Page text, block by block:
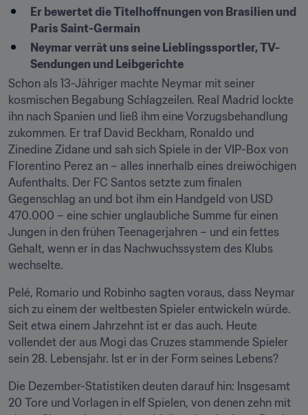
Er bewertet die Titelhoffnungen von Brasilien und
Paris Saint-Germain
Neymar verrät uns seine Lieblingssportler, TV-
Sendungen und Leibgerichte
Schon als 13-Jähriger machte Neymar mit seiner
kosmischen Begabung Schlagzeilen. Real Madrid lockte
ihn nach Spanien und ließ ihm eine Vorzugsbehandlung
zukommen. Er traf David Beckham, Ronaldo und
Zinedine Zidane und sah sich Spiele in der VIP-Box von
Florentino Perez an – alles innerhalb eines dreiwöchigen
Aufenthalts. Der FC Santos setzte zum finalen
Gegenschlag an und bot ihm ein Handgeld von USD
470.000 – eine schier unglaubliche Summe für einen
Jungen in den frühen Teenagerjahren – und ein fettes
Gehalt, wenn er in das Nachwuchssystem des Klubs
wechselte.
Pelé, Romario und Robinho sagten voraus, dass Neymar
sich zu einem der weltbesten Spieler entwickeln würde.
Seit etwa einem Jahrzehnt ist er das auch. Heute
vollendet der aus Mogi das Cruzes stammende Spieler
sein 28. Lebensjahr. Ist er in der Form seines Lebens?
Die Dezember-Statistiken deuten darauf hin: Insgesamt
20 Tore und Vorlagen in elf Spielen, von denen zehn mit